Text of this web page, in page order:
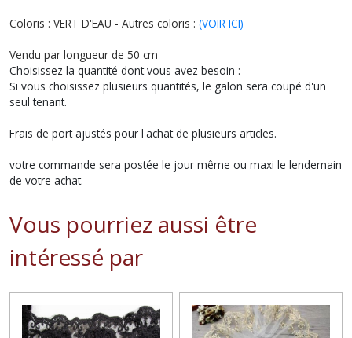
Coloris : VERT D'EAU - Autres coloris : (VOIR ICI)
Vendu par longueur de 50 cm
Choisissez la quantité dont vous avez besoin :
Si vous choisissez plusieurs quantités, le galon sera coupé d'un
seul tenant.
Frais de port ajustés pour l'achat de plusieurs articles.
votre commande sera postée le jour même ou maxi le lendemain
de votre achat.
Vous pourriez aussi être
intéressé par